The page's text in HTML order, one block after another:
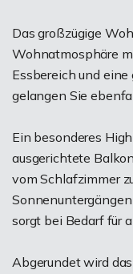
Das großzügige
Wohnatmosphäre
Essbereich und
gelangen Sie
Ein besonderes
ausgerichtete
vom Schlafzimmer
sorgt bei Bedarf für
Abgerundet wird